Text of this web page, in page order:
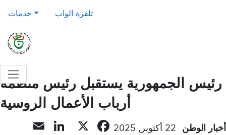
خدمات تلفزة الواب
رئيس الجمهورية يستقبل رئيس منظمة
أرباب الأعمال الروسية
أخبار الوطن 22 أكتوبر, 2025 Facebook